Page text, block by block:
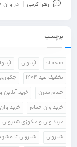
زهرا کرمی در وان
برچسب
shirvan آریاوان
تخفیف عید 1404
حمام مدرن
خرید
خرید وان حمام
خرید
خرید وان و جکوزی شیروان
شیروان
شیروان تا